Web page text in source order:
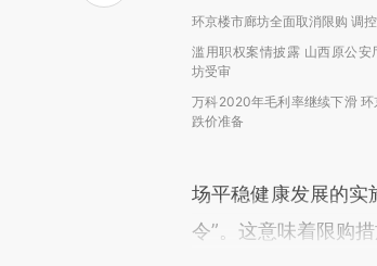
环京楼市廊坊全面取消限购 调
滥用职权案情披露 山西原公安
坊受审
万科2020年毛利率继续下滑 环
跌价准备
场平稳健康发展的实
令”。这意味着限购